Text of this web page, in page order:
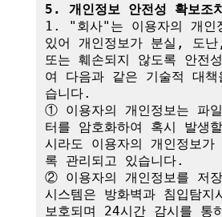
5. 개인정보 안전성 확보조
1. "회사"는 이용자의 개인
있어 개인정보가 분실, 도
또는 훼손되지 않도록 안전
여 다음과 같은 기술적 대책
습니다.
① 이용자의 개인정보는 파
터를 암호화하여 혹시 발생
시라도 이용자의 개인정보가
록 관리되고 있습니다.
② 이용자의 개인정보를 저
시스템은 방화벽과 침입탐지
보호되며 24시간 감시를 통